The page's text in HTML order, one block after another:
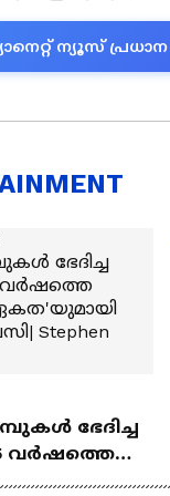
ന്യൂസ്
ഭേദിച്ച
വർഷത്തെ
'ഏകത'യുമായി